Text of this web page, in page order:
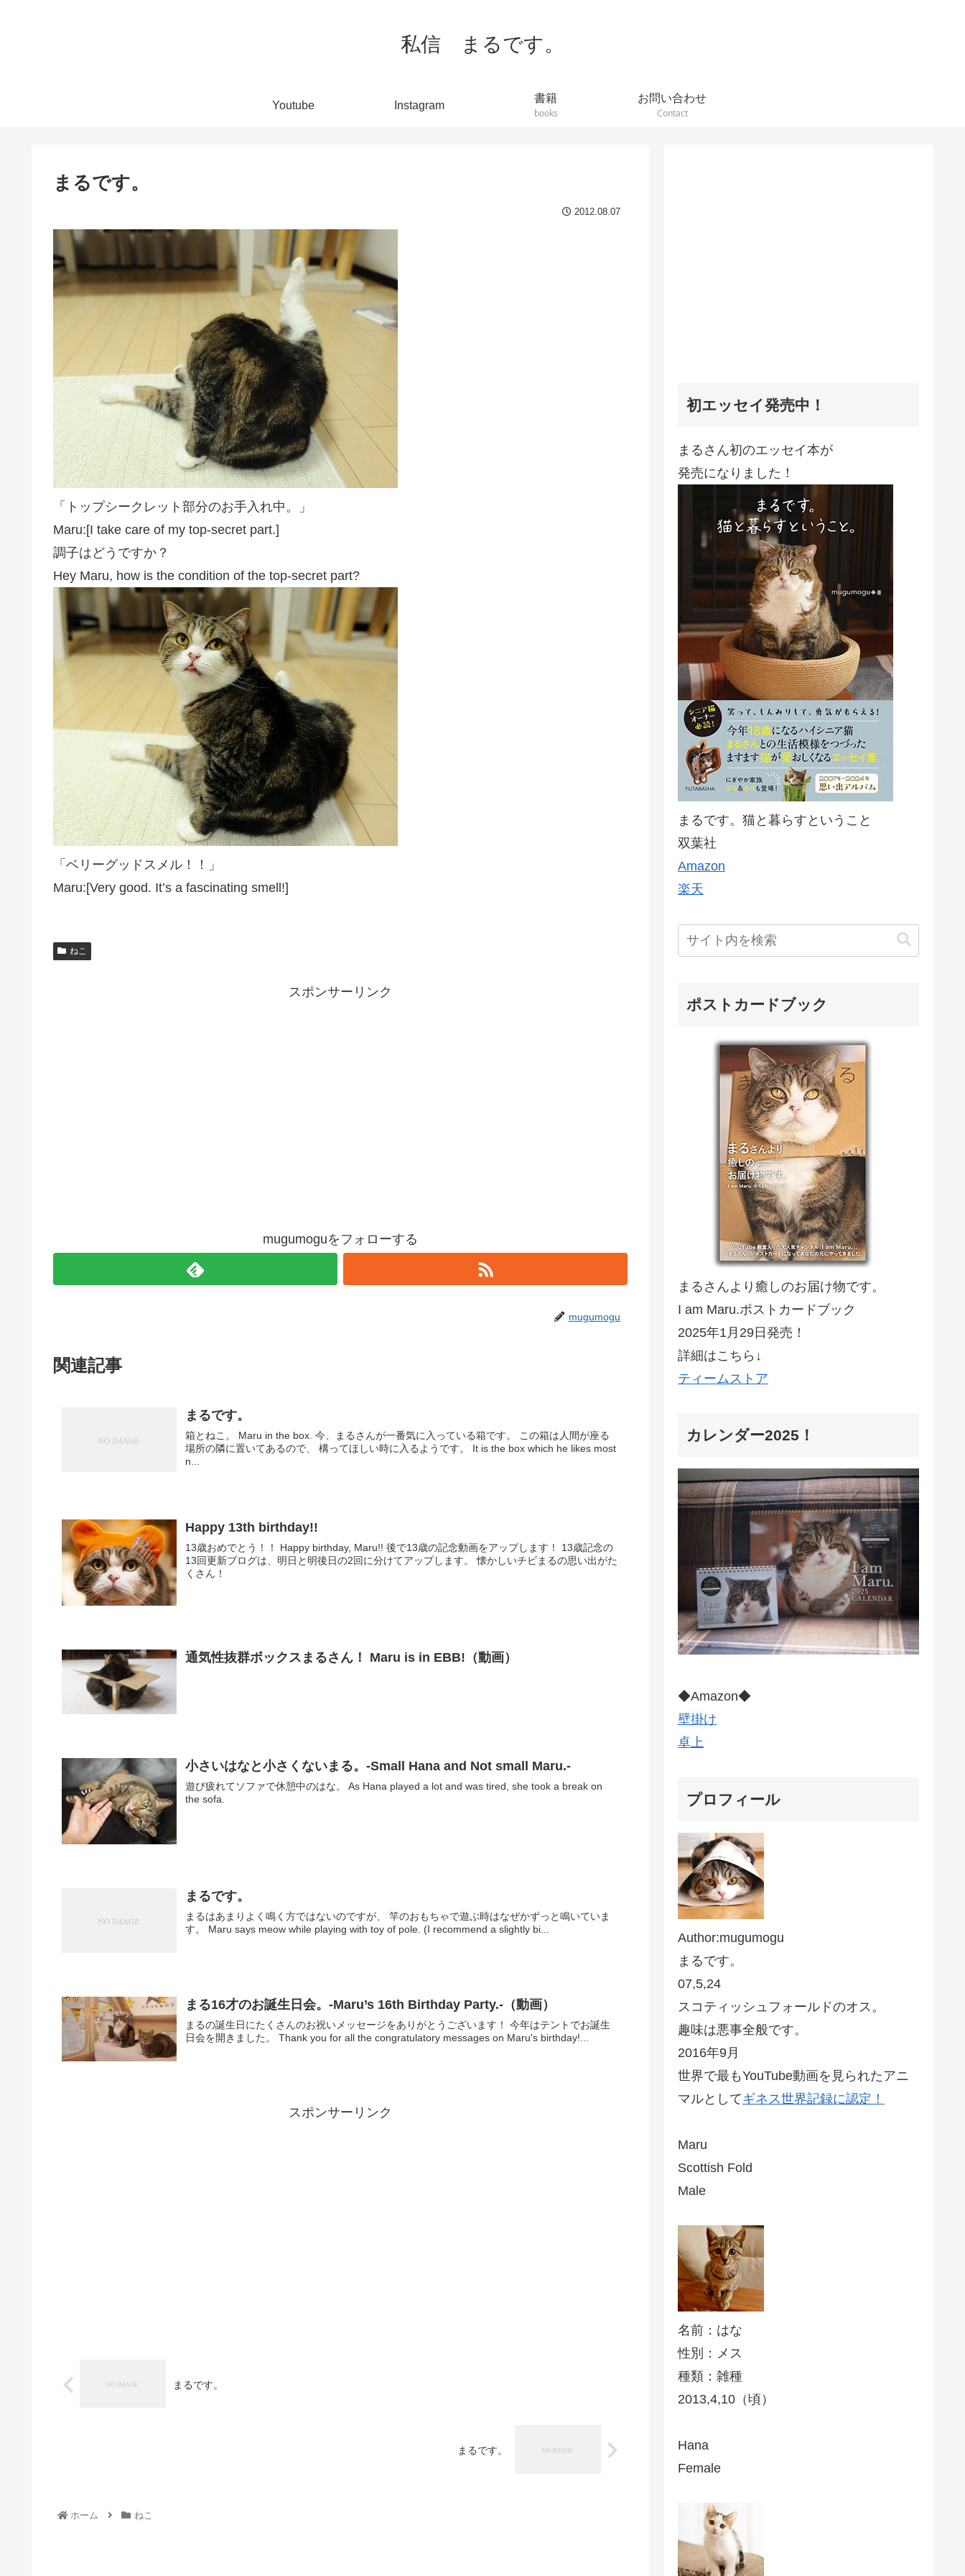
私信 まるです。
Youtube Instagram
書籍
books
お問い合わせ
Contact
まるです。
2012.08.07
「トップシークレット部分のお手入れ中。」
Maru:[I take care of my top-secret part.]
調子はどうですか？
Hey Maru, how is the condition of the top-secret part?
「ベリーグッドスメル！！」
Maru:[Very good. It’s a fascinating smell!]
ねこ
スポンサーリンク
mugumoguをフォローする
mugumogu
関連記事
まるです。
箱とねこ。 Maru in the box. 今、まるさんが一番気に入っている箱です。 この箱は人間が座る
場所の隣に置いてあるので、 構ってほしい時に入るようです。 It is the box which he likes most
n...
Happy 13th birthday!!
13歳おめでとう！！ Happy birthday, Maru!! 後で13歳の記念動画をアップします！ 13歳記念の
13回更新ブログは、明日と明後日の2回に分けてアップします。 懐かしいチビまるの思い出がた
くさん！
通気性抜群ボックスまるさん！ Maru is in EBB!（動画）
小さいはなと小さくないまる。-Small Hana and Not small Maru.-
遊び疲れてソファで休憩中のはな。 As Hana played a lot and was tired, she took a break on
the sofa.
まるです。
まるはあまりよく鳴く方ではないのですが、 竿のおもちゃで遊ぶ時はなぜかずっと鳴いていま
す。 Maru says meow while playing with toy of pole. (I recommend a slightly bi...
まる16才のお誕生日会。-Maru’s 16th Birthday Party.-（動画）
まるの誕生日にたくさんのお祝いメッセージをありがとうございます！ 今年はテントでお誕生
日会を開きました。 Thank you for all the congratulatory messages on Maru's birthday!...
スポンサーリンク
まるです。
まるです。
ホーム ねこ
初エッセイ発売中！
まるさん初のエッセイ本が
発売になりました！
まるです。猫と暮らすということ
双葉社
Amazon
楽天
ポストカードブック
まるさんより癒しのお届け物です。
I am Maru.ポストカードブック
2025年1月29日発売！
詳細はこちら↓
ティームストア
カレンダー2025！
◆Amazon◆
壁掛け
卓上
プロフィール
Author:mugumogu
まるです。
07,5,24
スコティッシュフォールドのオス。
趣味は悪事全般です。
2016年9月
世界で最もYouTube動画を見られたアニ
マルとしてギネス世界記録に認定！
Maru
Scottish Fold
Male
名前：はな
性別：メス
種類：雑種
2013,4,10（頃）
Hana
Female